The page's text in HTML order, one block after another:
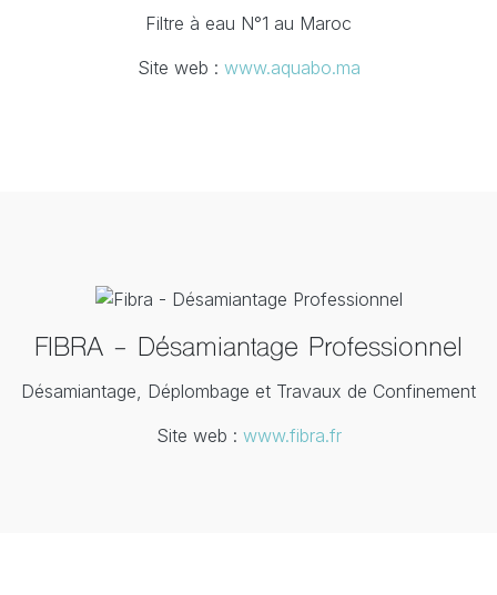
Filtre à eau N°1 au Maroc
Site web : www.aquabo.ma
FIBRA - Désamiantage Professionnel
Désamiantage, Déplombage et Travaux de Confinement
Site web : www.fibra.fr